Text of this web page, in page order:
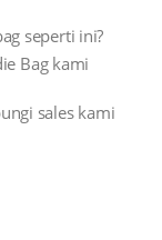
seperti ini?
Bag kami
sales kami